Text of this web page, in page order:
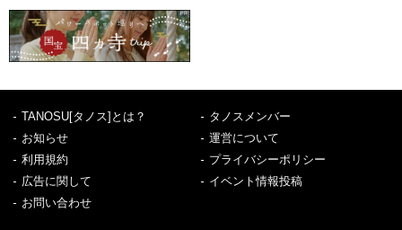
TANOSU[タノス]とは？
タノスメンバー
お知らせ
運営について
利用規約
プライバシーポリシー
広告に関して
イベント情報投稿
お問い合わせ